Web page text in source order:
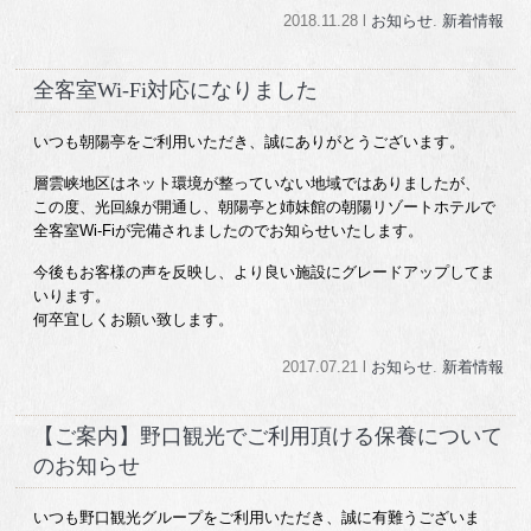
2018.11.28 l お知らせ. 新着情報
全客室Wi-Fi対応になりました
いつも朝陽亭をご利用いただき、誠にありがとうございます。
層雲峡地区はネット環境が整っていない地域ではありましたが、
この度、光回線が開通し、朝陽亭と姉妹館の朝陽リゾートホテルで
全客室Wi-Fiが完備されましたのでお知らせいたします。
今後もお客様の声を反映し、より良い施設にグレードアップしてま
いります。
何卒宜しくお願い致します。
2017.07.21 l お知らせ. 新着情報
【ご案内】野口観光でご利用頂ける保養について
のお知らせ
いつも野口観光グループをご利用いただき、誠に有難うございま